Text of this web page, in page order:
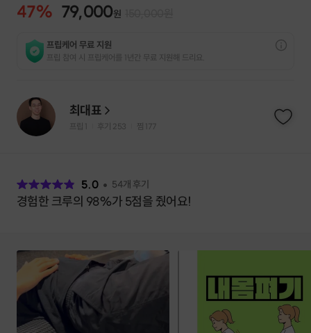
47% 79,000원
프립케어 무료 지원
프립 참여 시 프립케어를 1년간 무료 지원해 드리요.
최대표
프립 후기 253 찜 177
5.0 54개 후기
경험한 크루의 98%가 5점을 줬어요!